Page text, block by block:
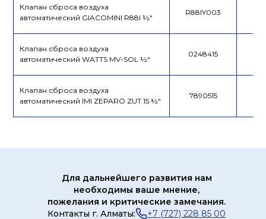
Клапан сброса воздуха
автоматический GIACOMINI R88I ½"
R88IY003
Клапан сброса воздуха
автоматический WATTS MV-SOL ½"
0248415
Клапан сброса воздуха
автоматический IMI ZEPARO ZUT 15 ½"
7890515
Для дальнейшего развития нам
необходимы ваше мнение,
пожелания и критические замечания.
Контакты г. Алматы:
+7 (727) 228 85 00